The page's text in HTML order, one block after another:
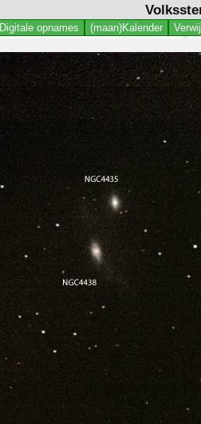
Digitale opnames (maan)Kalender